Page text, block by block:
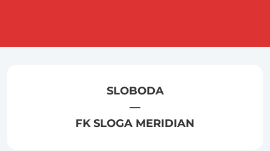
SLOBODA
—
FK SLOGA MERIDIAN